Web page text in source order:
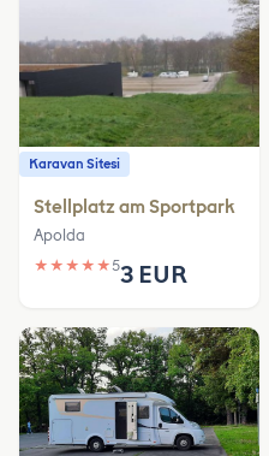
Karavan Sitesi
Stellplatz am Sportpark
Apolda
★ ★ ★ ★ ★53 EUR